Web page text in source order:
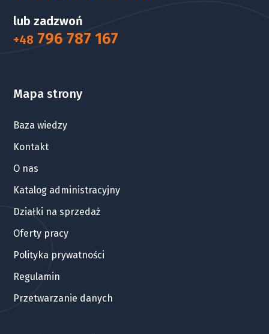
lub zadzwoń
+48 796 787 167
Mapa strony
Baza wiedzy
Kontakt
O nas
Katalog administracyjny
Działki na sprzedaż
Oferty pracy
Polityka prywatności
Regulamin
Przetwarzanie danych